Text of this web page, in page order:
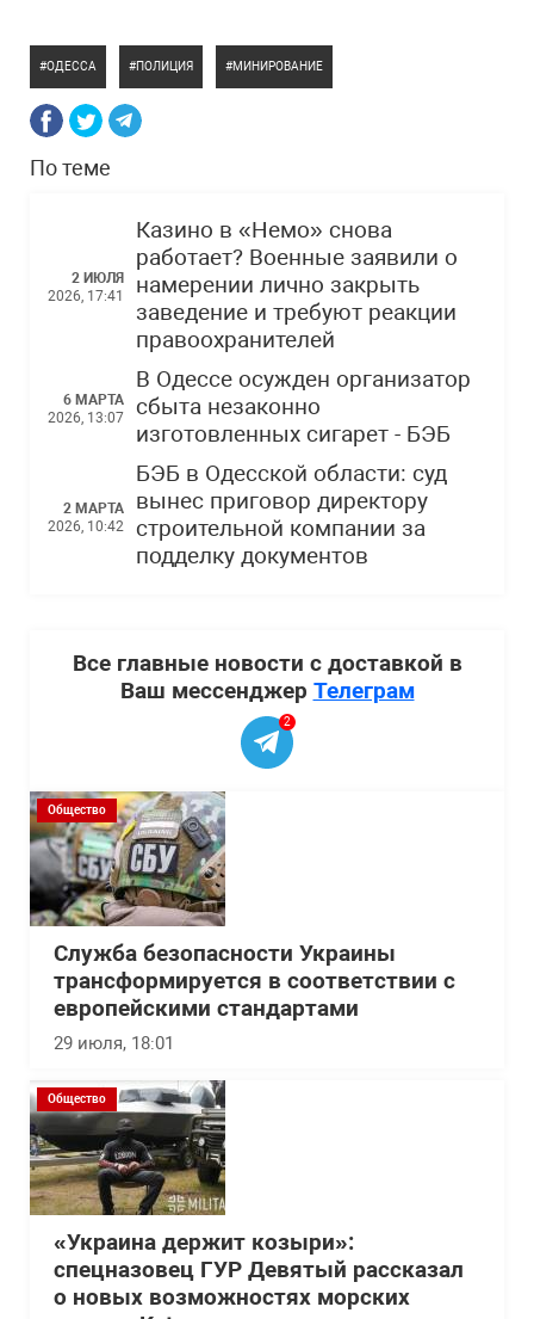
ОДЕССА ПОЛИЦИЯ МИНИРОВАНИЕ
По теме
2 ИЮЛЯ
2026, 17:41
Казино в «Немо» снова
работает? Военные заявили о
намерении лично закрыть
заведение и требуют реакции
правоохранителей
6 МАРТА
2026, 13:07
В Одессе осужден организатор
сбыта незаконно
изготовленных сигарет - БЭБ
2 МАРТА
2026, 10:42
БЭБ в Одесской области: суд
вынес приговор директору
строительной компании за
подделку документов
Все главные новости с доставкой в
Ваш мессенджер Телеграм
2
Общество
Служба безопасности Украины
трансформируется в соответствии с
европейскими стандартами
29 июля, 18:01
Общество
«Украина держит козыри»:
спецназовец ГУР Девятый рассказал
о новых возможностях морских